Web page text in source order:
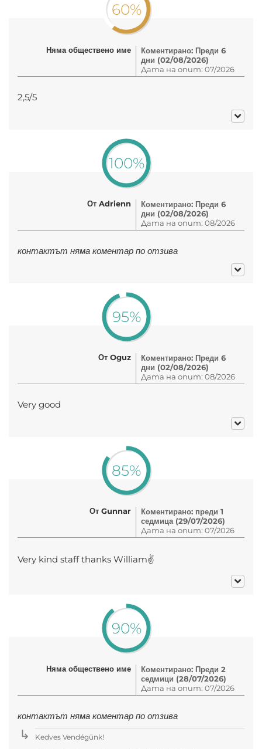
60%
Няма обществено име
Коментирано: Преди 6
дни (02/08/2026)
Дата на опит: 07/2026
2,5/5
100%
От Adrienn
Коментирано: Преди 6
дни (02/08/2026)
Дата на опит: 08/2026
контактът няма коментар по отзива
95%
От Oguz
Коментирано: Преди 6
дни (02/08/2026)
Дата на опит: 08/2026
Very good
85%
От Gunnar
Коментирано: преди 1
седмица (29/07/2026)
Дата на опит: 07/2026
Very kind staff thanks William✌️
90%
Няма обществено име
Коментирано: Преди 2
седмици (28/07/2026)
Дата на опит: 07/2026
контактът няма коментар по отзива
Kedves Vendégünk!